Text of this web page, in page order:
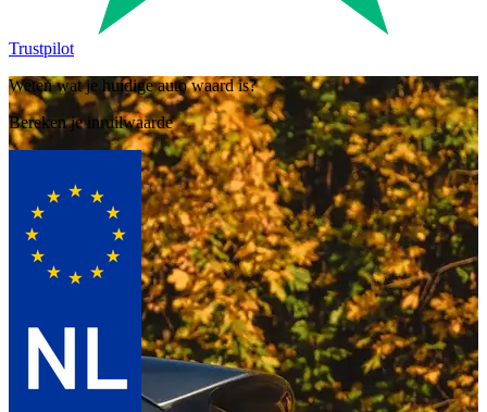
Trustpilot
Weten wat je huidige auto waard is?
Bereken je inruilwaarde